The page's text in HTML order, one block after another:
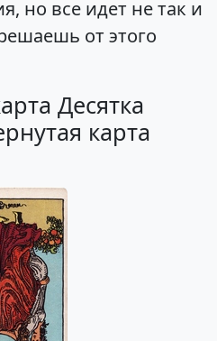
но все идет не так и
от этого
Десятка
карта